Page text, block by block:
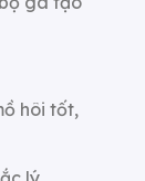
hôi tốt,